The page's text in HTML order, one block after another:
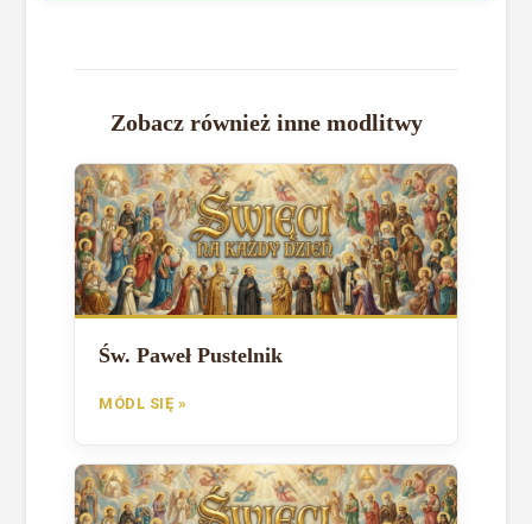
Zobacz również inne modlitwy
Św. Paweł Pustelnik
MÓDL SIĘ »